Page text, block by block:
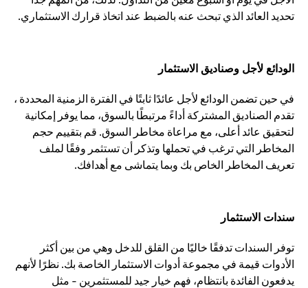
تحديد العائد الذي تبحث عنه بالضبط عند اتخاذ قرارك الاستثماري.
الودائع لأجل وصناديق الاستثمار
في حين تضمن الودائع لأجل عائدًا ثابتًا في الفترة الزمنية المحددة ،
تقدم الصناديق المشتركة أداءً مرتبطًا بالسوق، مما يوفر إمكانية
لتحقيق عائد أعلى، مع مراعاة مخاطر السوق. قم بتقييم حجم
المخاطر التي ترغب في تحملها وتذكر أن تستثمر وفقًا لملف
تعريف المخاطر الخاص بك وبما يتماشى مع أهدافك.
سندات الاستثمار
توفر السندات تدفقًا خاليًا من القلق للدخل وهي من بين أكثر
الأدوات قيمة في مجموعة أدوات الاستثمار الخاصة بك. نظرًا لأنهم
يدفعون الفائدة بانتظام، فهم خيار جيد للمستثمرين - مثل